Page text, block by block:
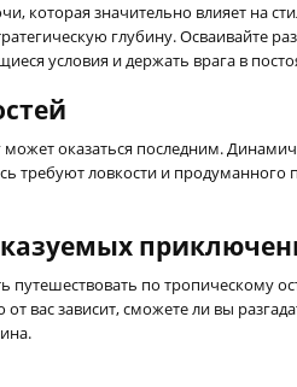
которая значительно влияет на
глубину. Осваивайте
условия и держать врага в
может оказаться последним.
требуют ловкости и
по тропическому
вас зависит, сможете ли вы